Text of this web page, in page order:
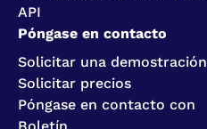
API
Póngase en contacto
Solicitar una demostración
Solicitar precios
Póngase en contacto con
Boletín